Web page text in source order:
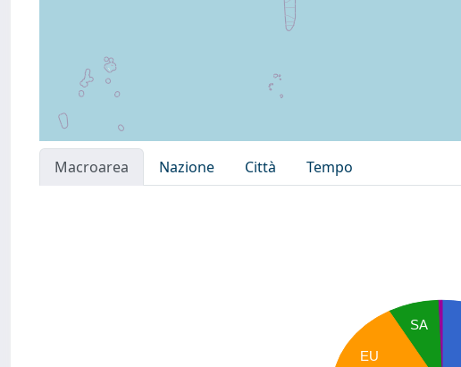
Macroarea Nazione Città
Tempo
SA
EU